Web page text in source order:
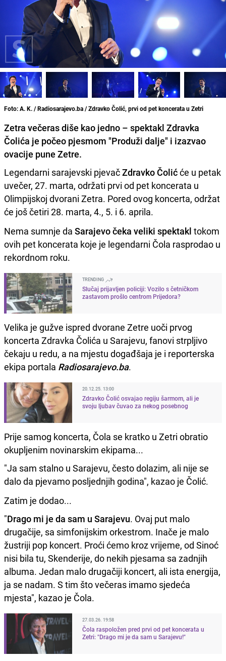
Foto: A. K. / Radiosarajevo.ba / Zdravko Čolić, prvi od pet koncerata u Zetri
Zetra večeras diše kao jedno – spektakl Zdravka
Čolića je počeo pjesmom "Produži dalje" i izazvao
ovacije pune Zetre.
Legendarni sarajevski pjevačZdravko Čolićće u petak
uvečer, 27. marta, održati prvi od pet koncerata u
Olimpijskoj dvorani Zetra. Pored ovog koncerta, održat
će još četiri 28. marta, 4., 5. i 6. aprila.
Nema sumnje da Sarajevo čeka veliki spektakl tokom
ovih pet koncerata koje je legendarni Čola rasprodao u
rekordnom roku.
TRENDING
Slučaj prijavljen policiji: Vozilo s četničkom
zastavom prošlo centrom Prijedora?
Velika je gužve ispred dvorane Zetre uoči prvog
koncerta Zdravka Čolića u Sarajevu, fanovi strpljivo
čekaju u redu, a na mjestu događšaja je i reporterska
ekipa portala Radiosarajevo.ba.
20.12.25. 13:00
Zdravko Čolić osvajao regiju šarmom, ali je
svoju ljubav čuvao za nekog posebnog
Prije samog koncerta, Čola se kratko u Zetri obratio
okupljenim novinarskim ekipama...
"Ja sam stalno u Sarajevu, često dolazim, ali nije se
dalo da pjevamo posljednjih godina", kazao je Čolić.
Zatim je dodao...
"Drago mi je da sam u Sarajevu. Ovaj put malo
drugačije, sa simfonijskim orkestrom. Inače je malo
žustriji pop koncert. Proći ćemo kroz vrijeme, od Sinoć
nisi bila tu, Skenderije, do nekih pjesama sa zadnjih
albuma. Jedan malo drugačiji koncert, ali ista energija,
ja se nadam. S tim što večeras imamo sjedeća
mjesta", kazao je Čola.
27.03.26. 19:58
Čola raspoložen pred prvi od pet koncerata u
Zetri: "Drago mi je da sam u Sarajevu!"